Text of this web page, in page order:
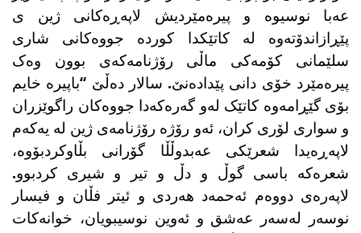
عەبا نوسیوە و پیرەمێردیش لاپەڕەکانی ژین ی
پێڕازاندۆتەوە لە کاتێکدا کوردە جووەکانی شاری
سلێمانی کۆمەکی ماڵی رۆژنامەکەی بوون وەک
پیرەمێرد خۆی دانی پێدادەنێ. سالار دەڵێ “باپیرە خایم
بۆی گێڕامەوە کاتێک لەو گەرەکەدا جووەکان راگوێزران
و سواری لۆری کران، ئەو رۆژە رۆژنامەی ژین لە یەکەم
لاپەڕەیدا شعرێکی عەبدوڵڵا گۆرانی بڵاوکردبۆوە،
شعرەکە باسی گوڵ و دڵ و تیر و شیری کردبوو.
لاپەرەی دووەم ئەحمەد هەردی و ئیتر فڵان و فیسار
نوسەر لەسەر عەشق و ئەوین نوسیبویان، خوانەکات